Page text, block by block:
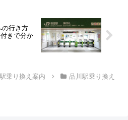
の行き方
きで分か
乗り換え案内
品川駅乗り換え